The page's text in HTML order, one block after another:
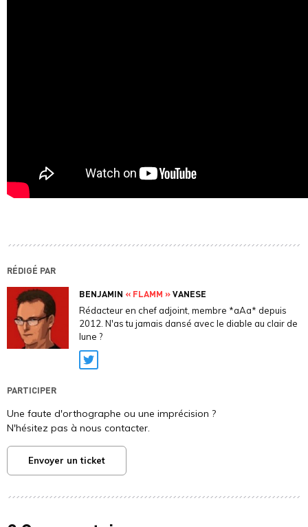
RÉDIGÉ PAR
BENJAMIN « FLAMM »VANESE
Rédacteur en chef adjoint, membre *aAa* depuis
2012. N'as tu jamais dansé avec le diable au clair de
lune ?
Twitter
PARTICIPER
Une faute d'orthographe ou une imprécision ?
N'hésitez pas à nous contacter.
Envoyer un ticket